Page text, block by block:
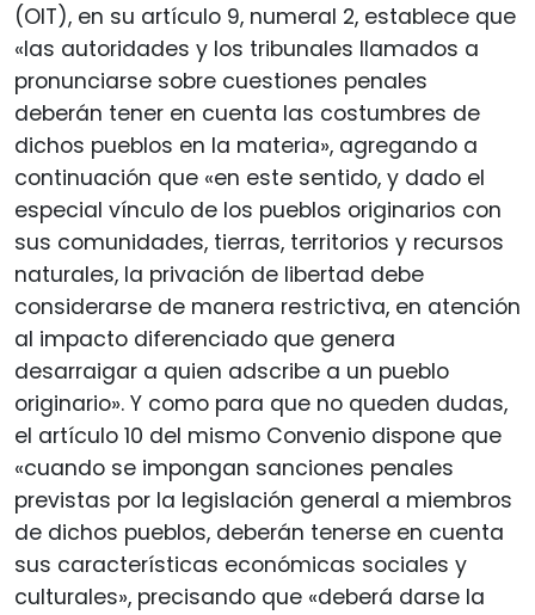
(OIT), en su artículo 9, numeral 2, establece que
«las autoridades y los tribunales llamados a
pronunciarse sobre cuestiones penales
deberán tener en cuenta las costumbres de
dichos pueblos en la materia», agregando a
continuación que «en este sentido, y dado el
especial vínculo de los pueblos originarios con
sus comunidades, tierras, territorios y recursos
naturales, la privación de libertad debe
considerarse de manera restrictiva, en atención
al impacto diferenciado que genera
desarraigar a quien adscribe a un pueblo
originario». Y como para que no queden dudas,
el artículo 10 del mismo Convenio dispone que
«cuando se impongan sanciones penales
previstas por la legislación general a miembros
de dichos pueblos, deberán tenerse en cuenta
sus características económicas sociales y
culturales», precisando que «deberá darse la